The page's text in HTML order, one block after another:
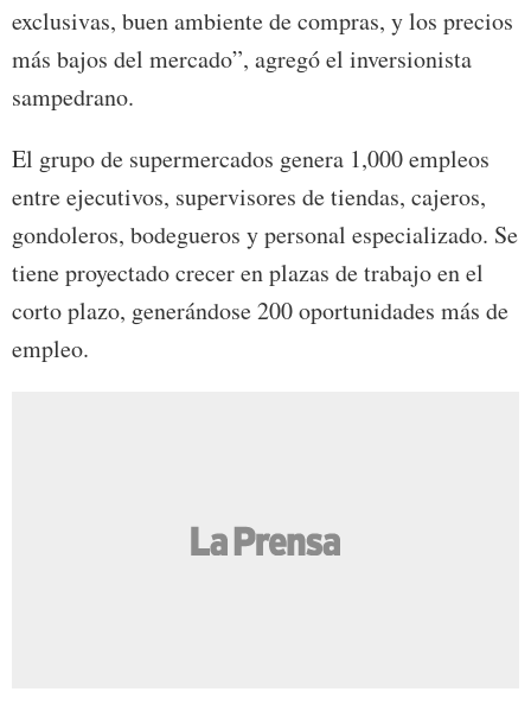
exclusivas, buen ambiente de compras, y los precios
más bajos del mercado”, agregó el inversionista
sampedrano.
El grupo de supermercados genera 1,000 empleos
entre ejecutivos, supervisores de tiendas, cajeros,
gondoleros, bodegueros y personal especializado. Se
tiene proyectado crecer en plazas de trabajo en el
corto plazo, generándose 200 oportunidades más de
empleo.